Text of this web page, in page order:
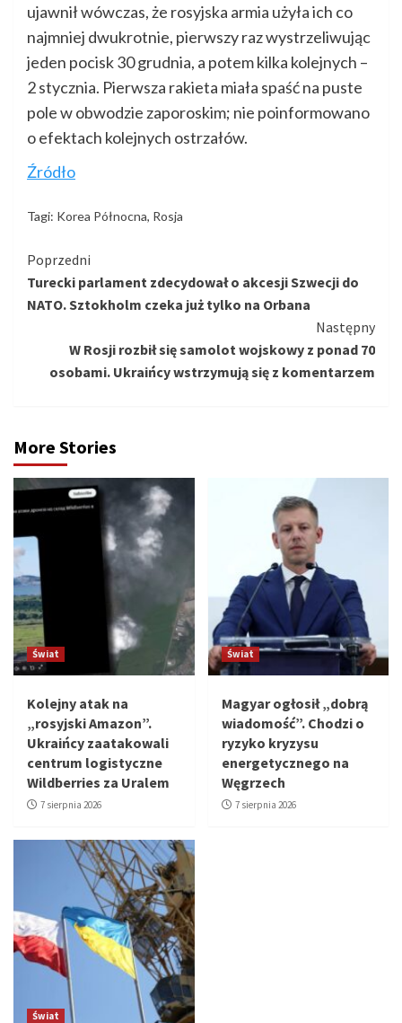
ujawnił wówczas, że rosyjska armia użyła ich co
najmniej dwukrotnie, pierwszy raz wystrzeliwując
jeden pocisk 30 grudnia, a potem kilka kolejnych –
2 stycznia. Pierwsza rakieta miała spaść na puste
pole w obwodzie zaporoskim; nie poinformowano
o efektach kolejnych ostrzałów.
Źródło
Tagi: Korea Północna, Rosja
Kontynuuj
czytanie
Poprzedni
Turecki parlament zdecydował o akcesji Szwecji do
NATO. Sztokholm czeka już tylko na Orbana
Następny
W Rosji rozbił się samolot wojskowy z ponad 70
osobami. Ukraińcy wstrzymują się z komentarzem
More Stories
Świat
Kolejny atak na
„rosyjski Amazon”.
Ukraińcy zaatakowali
centrum logistyczne
Wildberries za Uralem
7 sierpnia 2026
Świat
Magyar ogłosił „dobrą
wiadomość”. Chodzi o
ryzyko kryzysu
energetycznego na
Węgrzech
7 sierpnia 2026
Świat